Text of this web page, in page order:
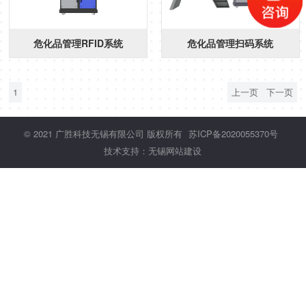
危化品管理RFID系统 危化品管理扫码系统
1 上一页 下一页
© 2021 广胜科技无锡有限公司 版权所有 苏ICP备2020055370号
技术支持：无锡网站建设